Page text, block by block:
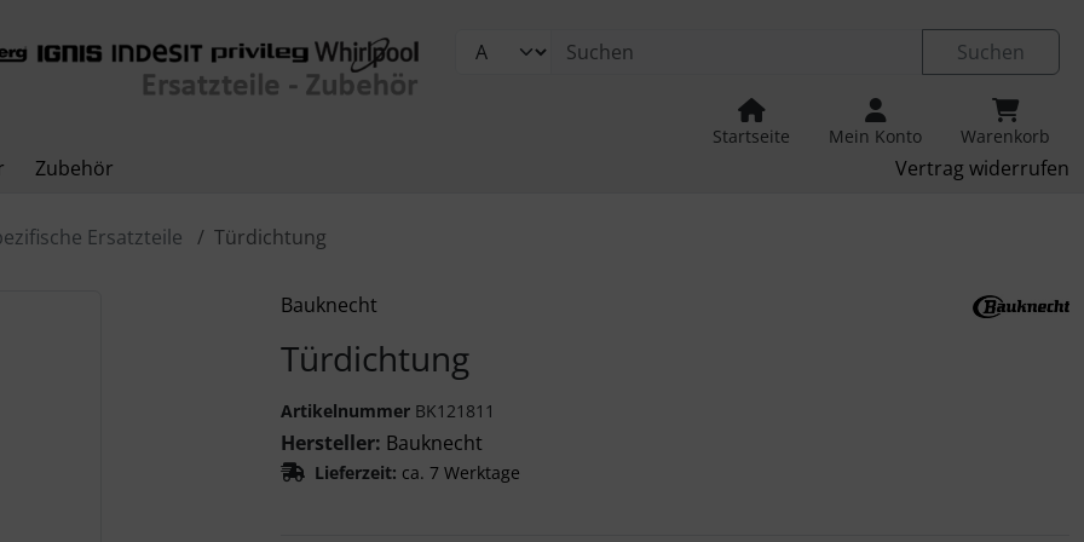
Suchen
Startseite Mein Konto Warenkorb
Zubehör Vertrag widerrufen
Ersatzteile Türdichtung
Bauknecht
Türdichtung
Artikelnummer BK121811
Hersteller: Bauknecht
Lieferzeit: ca. 7 Werktage
" und "Vor-Button" nutzen, um zwischen den Bildern zu navigieren. Zum Vergrößern klicken Sie auf das Bild.